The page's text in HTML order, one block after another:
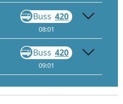
Buss 420
08:01
Buss 420
09:01